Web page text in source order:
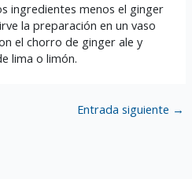
ingredientes menos el ginger
la preparación en un vaso
el chorro de ginger ale y
lima o limón.
Entrada siguiente →